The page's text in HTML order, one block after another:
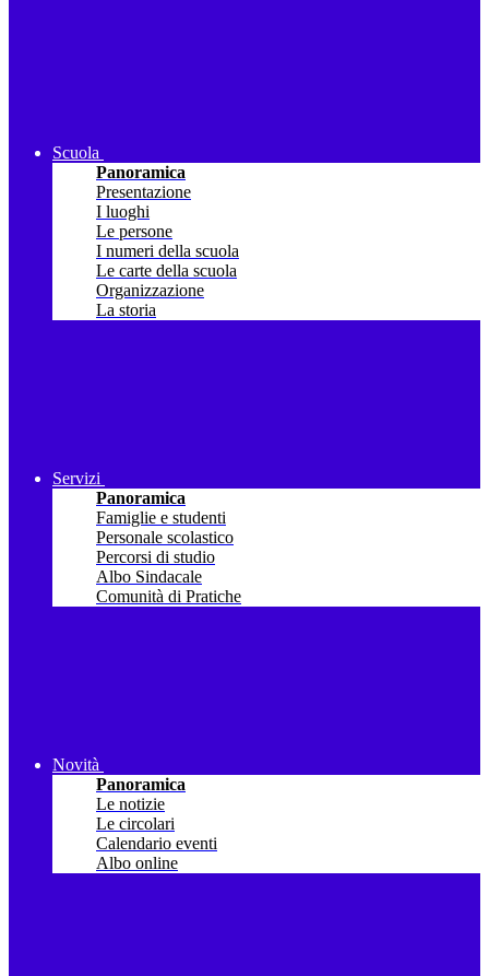
Scuola
Panoramica
Presentazione
I luoghi
Le persone
I numeri della scuola
Le carte della scuola
Organizzazione
La storia
Servizi
Panoramica
Famiglie e studenti
Personale scolastico
Percorsi di studio
Albo Sindacale
Comunità di Pratiche
Novità
Panoramica
Le notizie
Le circolari
Calendario eventi
Albo online